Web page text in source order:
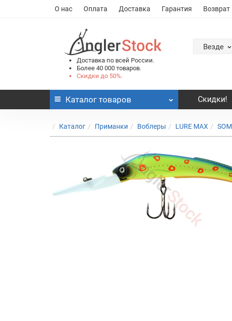
О нас Оплата Доставка Гарантия Возврат
Доставка по всей России.
Более 40 000 товаров.
Скидки до 50%.
Везде
Каталог товаров Скидки!
Каталог Приманки Воблеры LURE MAX SOM